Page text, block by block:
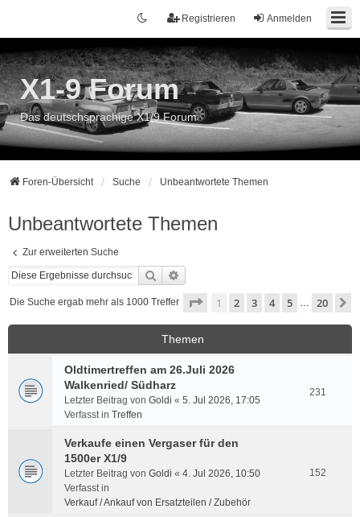
Anmelden
Registrieren
X1-9 Forum
Das deutschsprachige X1/9 Forum
Foren-Übersicht Suche Unbeantwortete Themen
Unbeantwortete Themen
Zur erweiterten Suche
Suche
Die Suche ergab mehr als 1000 Treffer Seite 1von 20
1 2 3 4 5 … 20
Themen
Oldtimertreffen am 26.Juli 2026
Walkenried/ Südharz
Letzter Beitrag von Goldi « 5. Jul 2026, 17:05
Verfasst in Treffen
231
Verkaufe einen Vergaser für den
1500er X1/9
Letzter Beitrag von Goldi « 4. Jul 2026, 10:50
Verfasst in
Verkauf / Ankauf von Ersatzteilen / Zubehör
152